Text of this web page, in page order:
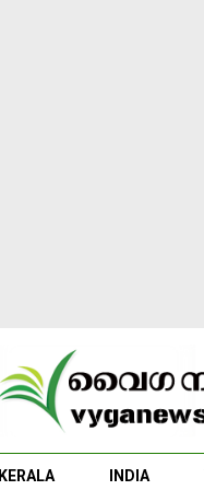
KERALA INDIA